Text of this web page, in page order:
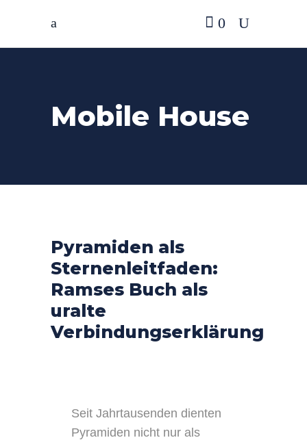
0
Mobile House
Pyramiden als
Sternenleitfaden:
Ramses Buch als
uralte
Verbindungserklärung
Seit Jahrtausenden dienten
Pyramiden nicht nur als